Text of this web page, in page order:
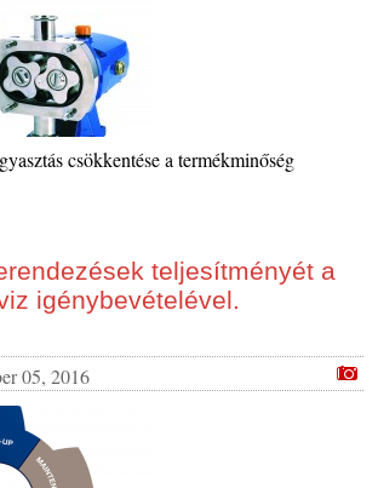
csökkentése a termékminőség
teljesítményét a
igénybevételével.
05, 2016